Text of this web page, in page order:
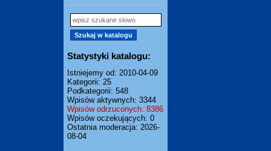
Statystyki katalogu:
Istniejemy od: 2010-04-09
Kategorii: 25
Podkategorii: 548
Wpisów aktywnych: 3344
Wpisów odrzuconych: 8386
Wpisów oczekujących: 0
Ostatnia moderacja: 2026-
08-04